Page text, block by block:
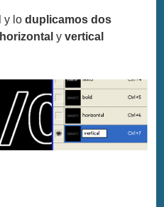
y loduplicamos dos
horizontal yvertical